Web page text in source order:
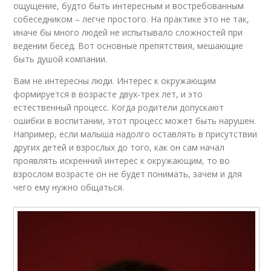
ощущение, будто быть интересным и востребованным
собеседником – легче простого. На практике это не так,
иначе бы много людей не испытывало сложностей при
ведении бесед. Вот основные препятствия, мешающие
быть душой компании.
Вам не интересны люди. Интерес к окружающим
формируется в возрасте двух-трех лет, и это
естественный процесс. Когда родители допускают
ошибки в воспитании, этот процесс может быть нарушен.
Например, если малыша надолго оставлять в присутствии
других детей и взрослых до того, как он сам начал
проявлять искренний интерес к окружающим, то во
взрослом возрасте он не будет понимать, зачем и для
чего ему нужно общаться.